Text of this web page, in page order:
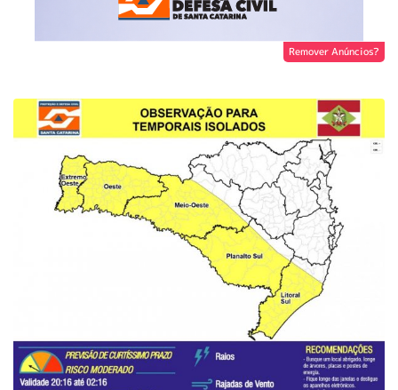
Remover Anúncios?